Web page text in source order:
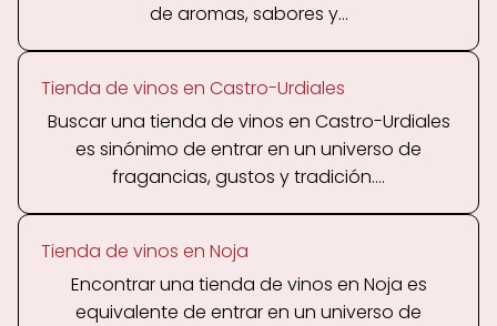
de aromas, sabores y...
Tienda de vinos en Castro-Urdiales
Buscar una tienda de vinos en Castro-Urdiales
es sinónimo de entrar en un universo de
fragancias, gustos y tradición....
Tienda de vinos en Noja
Encontrar una tienda de vinos en Noja es
equivalente de entrar en un universo de